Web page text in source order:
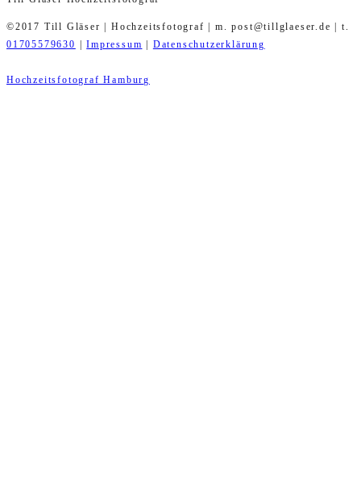
©2017 Till Gläser | Hochzeitsfotograf | m. post@tillglaeser.de | t.
01705579630
|Impressum Datenschutzerklärung
Hochzeitsfotograf Hamburg